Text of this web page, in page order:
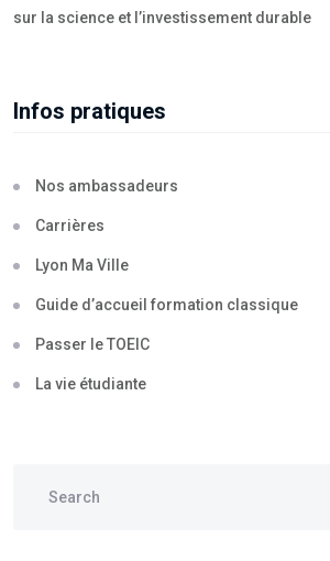
sur la science et l’investissement durable
Infos pratiques
Nos ambassadeurs
Carrières
Lyon Ma Ville
Guide d’accueil formation classique
Passer le TOEIC
La vie étudiante